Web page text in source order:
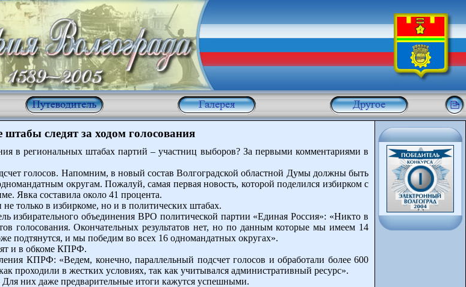
штабы следят за ходом голосования
в региональных штабах партий – участниц выборов? За первыми комментариями в
голосов. Напомним, в новый состав Волгоградской областной Думы должны быть
округам. Пожалуй, самая первая новость, которой поделился избирком с
Явка составила около 41 процента.
только в избиркоме, но и в политических штабах.
избирательного объединения ВРО политической партии «Единая Россия»: «Никто в
голосования. Окончательных результатов нет, но по данным которые мы имеем 14
подтянутся, и мы победим во всех 16 одномандатных округах».
и в обкоме КПРФ.
КПРФ: «Ведем, конечно, параллельный подсчет голосов и обработали более 600
проходили в жестких условиях, так как учитывался административный ресурс».
Для них даже предварительные итоги кажутся успешными.